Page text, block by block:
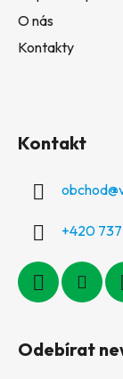
O nás
Kontakty
Kontakt
obchod@
+420
Odebírat